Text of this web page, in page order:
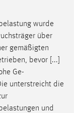
wurde
über
gemäßigten
bevor [...]
Ge-
unterstreicht die
und
mibew_locale = 3